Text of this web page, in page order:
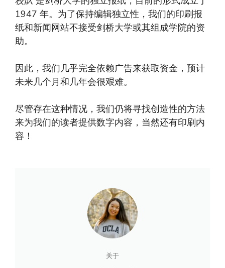
1947 年。为了保持编辑独立性，我们的印刷报
纸和新闻网站不接受剑桥大学或其组成学院的资
助。
因此，我们几乎完全依赖广告来获取资金，预计
未来几个月和几年会很艰难。
尽管存在这种情况，我们仍将寻找创造性的方法
来为我们的读者提供数字内容，当然还有印刷内
容！
关于